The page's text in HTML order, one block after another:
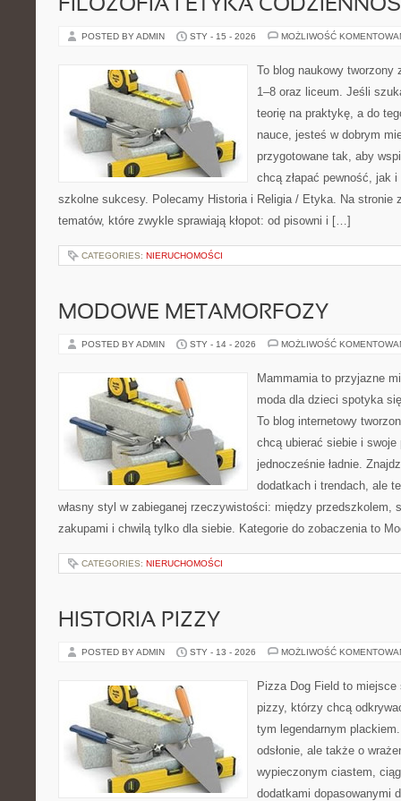
FILOZOFIA I ETYKA
POSTED BY ADMIN STY - 15 - 2026 MOŻLIWOŚĆ
To blog naukowy tworzony
1–8 oraz liceum. Jeśli
teorię na praktykę, a do
nauce, jesteś w dobrym
przygotowane tak, aby
chcą złapać pewność, jak
szkolne sukcesy. Polecamy Historia i Religia / Etyka. Na stronie
tematów, które zwykle sprawiają kłopot: od pisowni i […]
CATEGORIES: NIERUCHOMOŚCI
MODOWE METAMORFOZY
POSTED BY ADMIN STY - 14 - 2026 MOŻLIWOŚĆ
Mammamia to przyjazne
moda dla dzieci spotyka
To blog internetowy
chcą ubierać siebie i
jednocześnie ładnie.
dodatkach i trendach, ale
własny styl w zabieganej rzeczywistości: między przedszkolem,
zakupami i chwilą tylko dla siebie. Kategorie do zobaczenia to
CATEGORIES: NIERUCHOMOŚCI
HISTORIA PIZZY
POSTED BY ADMIN STY - 13 - 2026 MOŻLIWOŚĆ
Pizza Dog Field to miejsce
pizzy, którzy chcą
tym legendarnym
odsłonie, ale także o
wypieczonym ciastem,
dodatkami dopasowanymi